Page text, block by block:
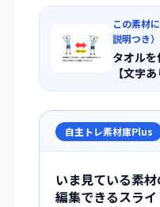
この素材
説明つき
タオル
【文字あ
自主トレ素材庫Plus
いま見ている素材
編集できるスラ